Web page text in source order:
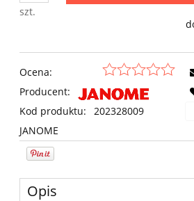
szt.
Ocena:
Producent:
Kod produktu:
202328009
JANOME
Opis